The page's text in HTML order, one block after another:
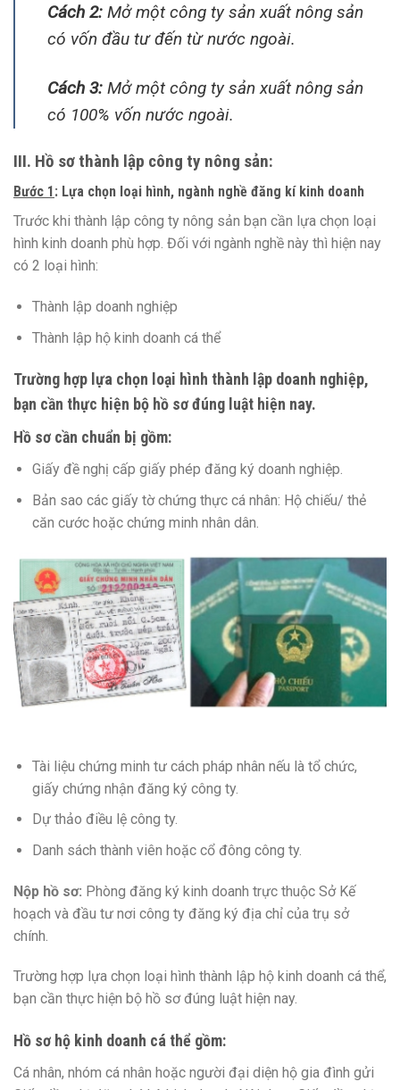
Cách 2: Mở một công ty sản xuất nông sản
có vốn đầu tư đến từ nước ngoài.
Cách 3: Mở một công ty sản xuất nông sản
có 100% vốn nước ngoài.
III. Hồ sơ thành lập công ty nông sản:
Bước 1 : Lựa chọn loại hình, ngành nghề đăng kí kinh doanh
Trước khi thành lập công ty nông sản bạn cần lựa chọn loại
hình kinh doanh phù hợp. Đối với ngành nghề này thì hiện nay
có 2 loại hình:
Thành lập doanh nghiệp
Thành lập hộ kinh doanh cá thể
Trường hợp lựa chọn loại hình thành lập doanh nghiệp,
bạn cần thực hiện bộ hồ sơ đúng luật hiện nay.
Hồ sơ cần chuẩn bị gồm:
Giấy đề nghị cấp giấy phép đăng ký doanh nghiệp.
Bản sao các giấy tờ chứng thực cá nhân: Hộ chiếu/ thẻ
căn cước hoặc chứng minh nhân dân.
Tài liệu chứng minh tư cách pháp nhân nếu là tổ chức,
giấy chứng nhận đăng ký công ty.
Dự thảo điều lệ công ty.
Danh sách thành viên hoặc cổ đông công ty.
Nộp hồ sơ: Phòng đăng ký kinh doanh trực thuộc Sở Kế
hoạch và đầu tư nơi công ty đăng ký địa chỉ của trụ sở
chính.
Trường hợp lựa chọn loại hình thành lập hộ kinh doanh cá thể,
bạn cần thực hiện bộ hồ sơ đúng luật hiện nay.
Hồ sơ hộ kinh doanh cá thể gồm:
Cá nhân, nhóm cá nhân hoặc người đại diện hộ gia đình gửi